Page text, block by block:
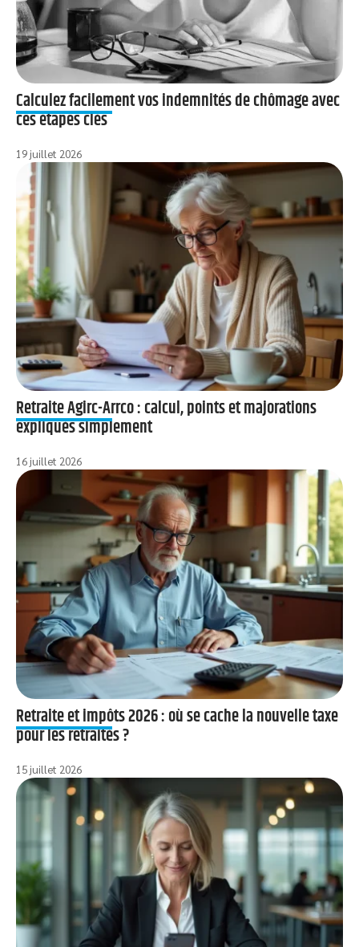
Calculez facilement vos indemnités de chômage avec
ces étapes clés
19 juillet 2026
Retraite Agirc-Arrco : calcul, points et majorations
expliqués simplement
16 juillet 2026
Retraite et impôts 2026 : où se cache la nouvelle taxe
pour les retraités ?
15 juillet 2026